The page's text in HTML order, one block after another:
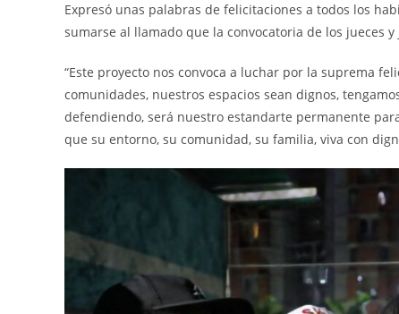
Expresó unas palabras de felicitaciones a todos los
sumarse al llamado que la convocatoria de los jueces y
“Este proyecto nos convoca a luchar por la suprema
comunidades, nuestros espacios sean dignos,
defendiendo, será nuestro estandarte permanente
que su entorno, su comunidad, su familia, viva con